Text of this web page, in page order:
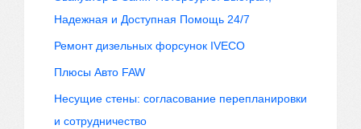
Надежная и Доступная Помощь 24/7
Ремонт дизельных форсунок IVECO
Плюсы Авто FAW
Несущие стены: согласование перепланировки
и сотрудничество